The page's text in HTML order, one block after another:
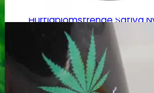
Hurtigblomstrende Sativa
Diverse Cannabis Sativa frø
Billige Cannabis Sativa frø